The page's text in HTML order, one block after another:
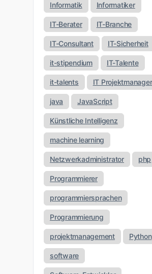
Informatik Informatiker
IT-Berater IT-Branche
IT-Consultant IT-Sicherheit
it-stipendium IT-Talente
it-talents IT Projektmanager
java JavaScript
Künstliche Intelligenz
machine learning
Netzwerkadministrator php
Programmierer
programmiersprachen
Programmierung
projektmanagement Python
software